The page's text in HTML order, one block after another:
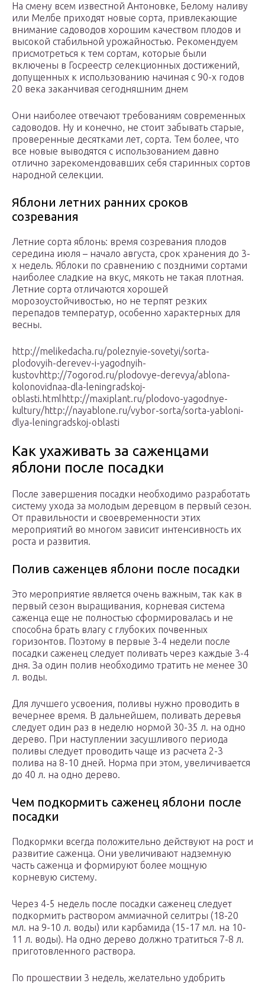
На смену всем известной Антоновке, Белому наливу
или Мелбе приходят новые сорта, привлекающие
внимание садоводов хорошим качеством плодов и
высокой стабильной урожайностью. Рекомендуем
присмотреться к тем сортам, которые были
включены в Госреестр селекционных достижений,
допущенных к использованию начиная с 90-х годов
20 века заканчивая сегодняшним днем
Они наиболее отвечают требованиям современных
садоводов. Ну и конечно, не стоит забывать старые,
проверенные десятками лет, сорта. Тем более, что
все новые выводятся с использованием давно
отлично зарекомендовавших себя старинных сортов
народной селекции.
Яблони летних ранних сроков
созревания
Летние сорта яблонь: время созревания плодов
середина июля – начало августа, срок хранения до 3-
х недель. Яблоки по сравнению с поздними сортами
наиболее сладкие на вкус, мякоть не такая плотная.
Летние сорта отличаются хорошей
морозоустойчивостью, но не терпят резких
перепадов температур, особенно характерных для
весны.
http://melikedacha.ru/poleznyie-sovetyi/sorta-
plodovyih-derevev-i-yagodnyih-
kustovhttp://7ogorod.ru/plodovye-derevya/ablona-
kolonovidnaa-dla-leningradskoj-
oblasti.htmlhttp://maxiplant.ru/plodovo-yagodnye-
kultury/http://nayablone.ru/vybor-sorta/sorta-yabloni-
dlya-leningradskoj-oblasti
Как ухаживать за саженцами
яблони после посадки
После завершения посадки необходимо разработать
систему ухода за молодым деревцом в первый сезон.
От правильности и своевременности этих
мероприятий во многом зависит интенсивность их
роста и развития.
Полив саженцев яблони после посадки
Это мероприятие является очень важным, так как в
первый сезон выращивания, корневая система
саженца еще не полностью сформировалась и не
способна брать влагу с глубоких почвенных
горизонтов. Поэтому в первые 3-4 недели после
посадки саженец следует поливать через каждые 3-4
дня. За один полив необходимо тратить не менее 30
л. воды.
Для лучшего усвоения, поливы нужно проводить в
вечернее время. В дальнейшем, поливать деревья
следует один раз в неделю нормой 30-35 л. на одно
дерево. При наступлении засушливого периода
поливы следует проводить чаще из расчета 2-3
полива на 8-10 дней. Норма при этом, увеличивается
до 40 л. на одно дерево.
Чем подкормить саженец яблони после
посадки
Подкормки всегда положительно действуют на рост и
развитие саженца. Они увеличивают надземную
часть саженца и формируют более мощную
корневую систему.
Через 4-5 недель после посадки саженец следует
подкормить раствором аммиачной селитры (18-20
мл. на 9-10 л. воды) или карбамида (15-17 мл. на 10-
11 л. воды). На одно дерево должно тратиться 7-8 л.
приготовленного раствора.
По прошествии 3 недель, желательно удобрить